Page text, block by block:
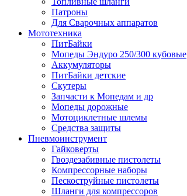
Патроны
Для Сварочных аппаратов
Мототехника
ПитБайки
Мопеды Эндуро 250/300 кубовые
Аккумуляторы
ПитБайки детские
Скутеры
Запчасти к Мопедам и др
Мопеды дорожные
Мотоциклетные шлемы
Средства защиты
Пневмоинструмент
Гайковерты
Гвоздезабивные пистолеты
Компрессорные наборы
Пескоструйные пистолеты
Шланги для компрессоров